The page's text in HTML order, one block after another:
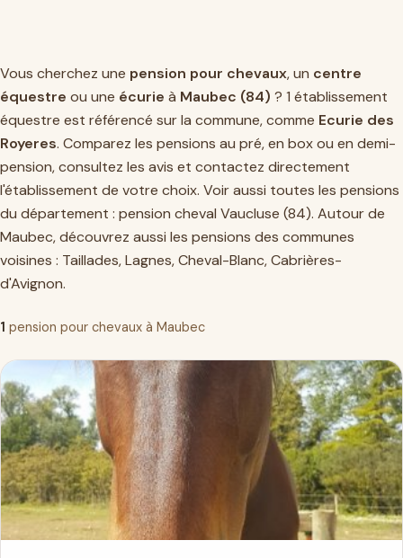
Vous cherchez une pension pour chevaux, un centre
équestre ou une écurie à Maubec (84) ? 1 établissement
équestre est référencé sur la commune, comme Ecurie des
Royeres. Comparez les pensions au pré, en box ou en demi-
pension, consultez les avis et contactez directement
l'établissement de votre choix. Voir aussi toutes les pensions
du département : pension cheval Vaucluse (84). Autour de
Maubec, découvrez aussi les pensions des communes
voisines : Taillades,Lagnes,Cheval-Blanc,Cabrières-
d'Avignon.
1 pension pour chevaux à Maubec